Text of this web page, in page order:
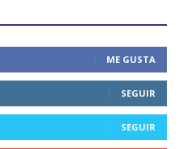
ME GUSTA
SEGUIR
SEGUIR